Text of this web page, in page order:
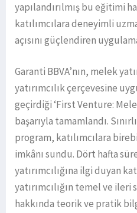
yapılandırılmış bu eğitimi
katılımcılara deneyimli
açısını güçlendiren
Garanti BBVA’nın, melek
yatırımcılık çerçevesine
geçirdiği ‘First Venture:
başarıyla tamamlandı.
program, katılımcılara
imkânı sundu. Dört hafta
yatırımcılığına ilgi duyan
yatırımcılığın temel ve
hakkında teorik ve pratik